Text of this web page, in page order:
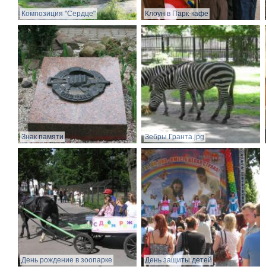
Композиция "Сердце" Клоун в Парк-кафе
Знак памяти Зебры Гранта.jpg
День рождение в зоопарке День защиты детей